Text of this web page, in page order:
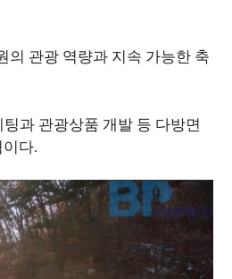
의 관광 역량과 지속 가능한 축
과 관광상품 개발 등 다방면
다.